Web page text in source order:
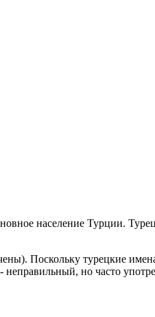
население Турции.
Поскольку турецкие
неправильный, но часто